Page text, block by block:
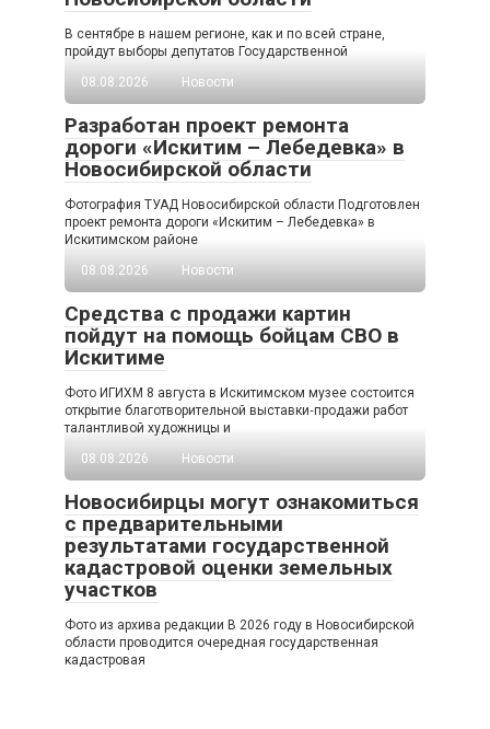
В сентябре в нашем регионе, как и по всей стране,
пройдут выборы депутатов Государственной
08.08.2026
Новости
Разработан проект ремонта
дороги «Искитим – Лебедевка» в
Новосибирской области
Фотография ТУАД Новосибирской области Подготовлен
проект ремонта дороги «Искитим – Лебедевка» в
Искитимском районе
08.08.2026
Новости
Средства с продажи картин
пойдут на помощь бойцам СВО в
Искитиме
Фото ИГИХМ 8 августа в Искитимском музее состоится
открытие благотворительной выставки‑продажи работ
талантливой художницы и
08.08.2026
Новости
Новосибирцы могут ознакомиться
с предварительными
результатами государственной
кадастровой оценки земельных
участков
Фото из архива редакции В 2026 году в Новосибирской
области проводится очередная государственная
кадастровая